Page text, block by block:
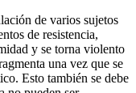
de varios sujetos
de resistencia,
y se torna violento
una vez que se
Esto también se debe